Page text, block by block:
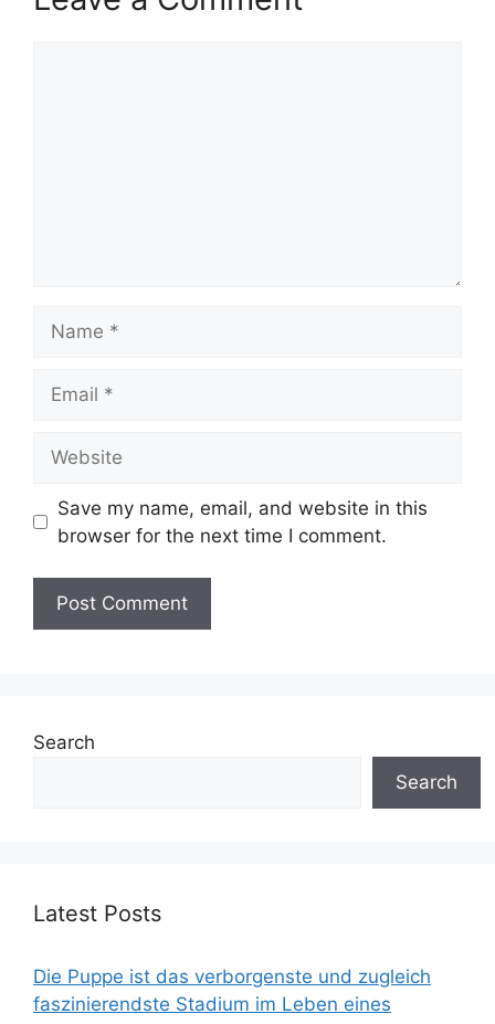
Save my name, email, and website in this
browser for the next time I comment.
Search
Search
Latest Posts
Die Puppe ist das verborgenste und zugleich
faszinierendste Stadium im Leben eines